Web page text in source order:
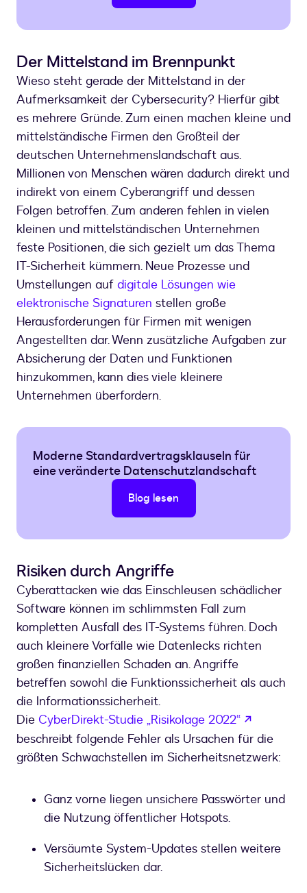
Der Mittelstand im Brennpunkt
Wieso steht gerade der Mittelstand in der
Aufmerksamkeit der Cybersecurity? Hierfür gibt
es mehrere Gründe. Zum einen machen kleine und
mittelständische Firmen den Großteil der
deutschen Unternehmenslandschaft aus.
Millionen von Menschen wären dadurch direkt und
indirekt von einem Cyberangriff und dessen
Folgen betroffen. Zum anderen fehlen in vielen
kleinen und mittelständischen Unternehmen
feste Positionen, die sich gezielt um das Thema
IT-Sicherheit kümmern. Neue Prozesse und
Umstellungen auf digitale Lösungen wie
elektronische Signaturen stellen große
Herausforderungen für Firmen mit wenigen
Angestellten dar. Wenn zusätzliche Aufgaben zur
Absicherung der Daten und Funktionen
hinzukommen, kann dies viele kleinere
Unternehmen überfordern.
Moderne Standardvertragsklauseln für
eine veränderte Datenschutzlandschaft
Blog lesen
Risiken durch Angriffe
Cyberattacken wie das Einschleusen schädlicher
Software können im schlimmsten Fall zum
kompletten Ausfall des IT-Systems führen. Doch
auch kleinere Vorfälle wie Datenlecks richten
großen finanziellen Schaden an. Angriffe
betreffen sowohl die Funktionssicherheit als auch
die Informationssicherheit.
Die ​​CyberDirekt-Studie „Risikolage 2022“
beschreibt folgende Fehler als Ursachen für die
größten Schwachstellen im Sicherheitsnetzwerk:
Ganz vorne liegen unsichere Passwörter und
die Nutzung öffentlicher Hotspots.
Versäumte System-Updates stellen weitere
Sicherheitslücken dar.